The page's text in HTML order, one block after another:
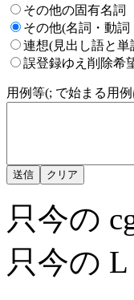
その他の固有名詞
その他(名詞・動
連想(見出し語と
誤登録ゆえ削除希
用例等(; で始まる用
只今の
只今の